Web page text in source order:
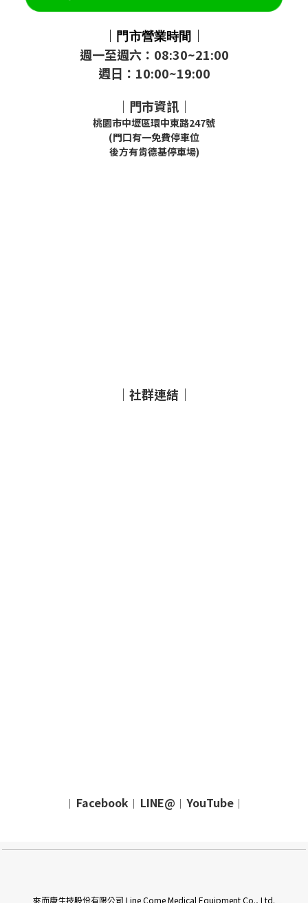
｜ 門市營業時間 ｜
週一至週六：08:30~21:00
週日：10:00~19:00
｜門市資訊｜
桃園市中壢區環中東路247號
(門口有一免費停車位
後方有肯德基停車場)
｜社群連結｜
｜ Facebook ｜ LINE@ ｜ YouTube ｜
來而康生技股份有限公司 Line Come Medical Equipment Co., Ltd.